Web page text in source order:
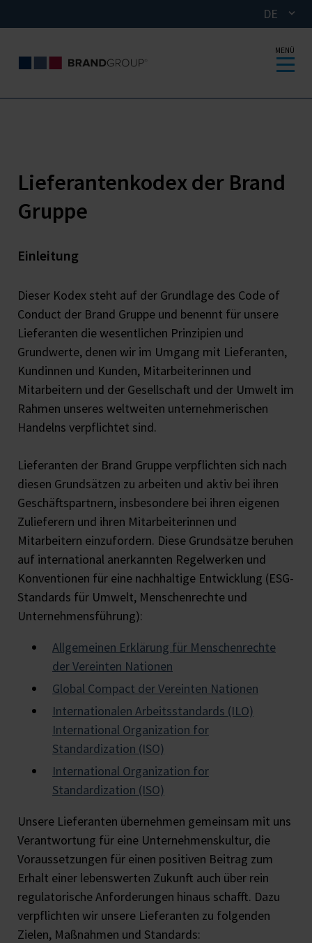
DE
MENÜ
Lieferantenkodex der Brand
Gruppe
Einleitung
Dieser Kodex steht auf der Grundlage des Code of
Conduct der Brand Gruppe und benennt für unsere
Lieferanten die wesentlichen Prinzipien und
Grundwerte, denen wir im Umgang mit Lieferanten,
Kundinnen und Kunden, Mitarbeiterinnen und
Mitarbeitern und der Gesellschaft und der Umwelt im
Rahmen unseres weltweiten unternehmerischen
Handelns verpflichtet sind.
Lieferanten der Brand Gruppe verpflichten sich nach
diesen Grundsätzen zu arbeiten und aktiv bei ihren
Geschäftspartnern, insbesondere bei ihren eigenen
Zulieferern und ihren Mitarbeiterinnen und
Mitarbeitern einzufordern. Diese Grundsätze beruhen
auf international anerkannten Regelwerken und
Konventionen für eine nachhaltige Entwicklung (ESG-
Standards für Umwelt, Menschenrechte und
Unternehmensführung):
Allgemeinen Erklärung für Menschenrechte
der Vereinten Nationen
Global Compact der Vereinten Nationen
Internationalen Arbeitsstandards (ILO)
International Organization for
Standardization (ISO)
International Organization for
Standardization (ISO)
Unsere Lieferanten übernehmen gemeinsam mit uns
Verantwortung für eine Unternehmenskultur, die
Voraussetzungen für einen positiven Beitrag zum
Erhalt einer lebenswerten Zukunft auch über rein
regulatorische Anforderungen hinaus schafft. Dazu
verpflichten wir unsere Lieferanten zu folgenden
Zielen, Maßnahmen und Standards: